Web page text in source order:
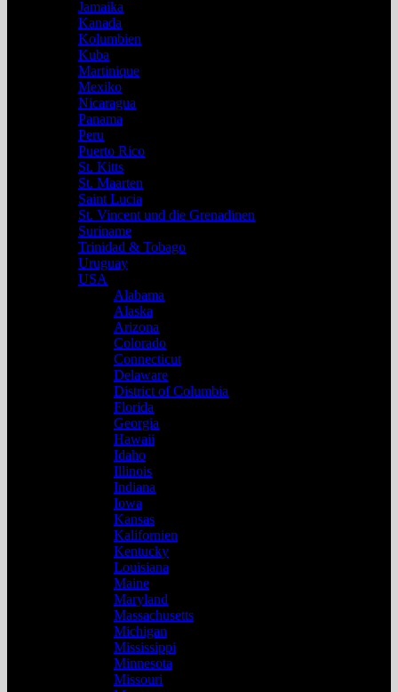
Jamaika
Kanada
Kolumbien
Kuba
Martinique
Mexiko
Nicaragua
Panama
Peru
Puerto Rico
St. Kitts
St. Maarten
Saint Lucia
St. Vincent und die Grenadinen
Suriname
Trinidad & Tobago
Uruguay
USA
Alabama
Alaska
Arizona
Colorado
Connecticut
Delaware
District of Columbia
Florida
Georgia
Hawaii
Idaho
Illinois
Indiana
Iowa
Kansas
Kalifornien
Kentucky
Louisiana
Maine
Maryland
Massachusetts
Michigan
Mississippi
Minnesota
Missouri